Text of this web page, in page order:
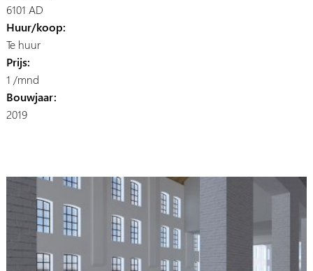
6101 AD
Huur/koop:
Te huur
Prijs:
1 /mnd
Bouwjaar:
2019